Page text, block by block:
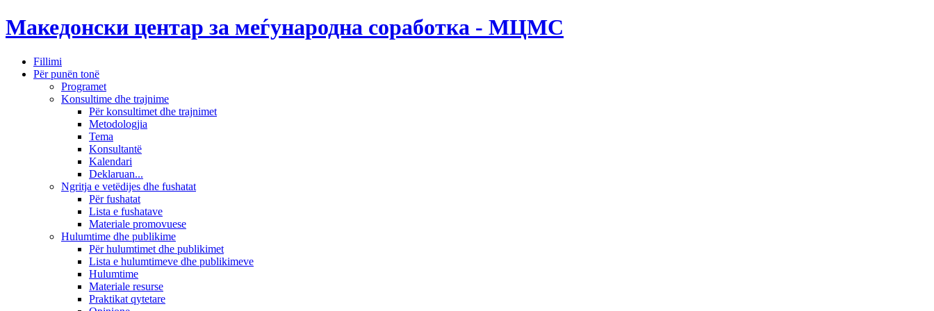
Македонски центар за меѓународна соработка - МЦМС
Fillimi
Për punën tonë
Programet
Konsultime dhe trajnime
Për konsultimet dhe trajnimet
Metodologjia
Tema
Konsultantë
Kalendari
Deklaruan...
Ngritja e vetëdijes dhe fushatat
Për fushatat
Lista e fushatave
Materiale promovuese
Hulumtime dhe publikime
Për hulumtimet dhe publikimet
Lista e hulumtimeve dhe publikimeve
Hulumtime
Materiale resurse
Praktikat qytetare